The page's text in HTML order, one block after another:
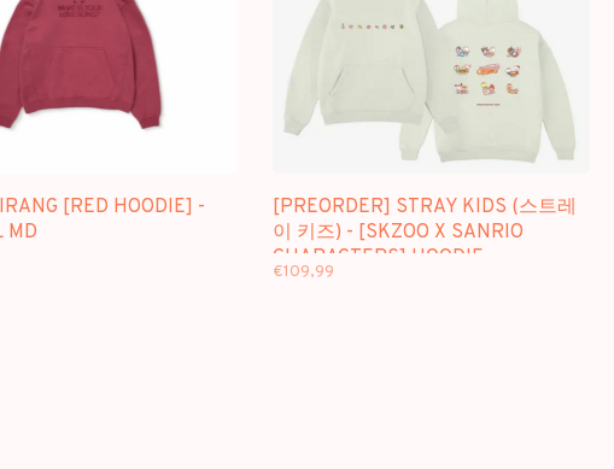
[RED HOODIE] -
MD
[PREORDER] STRAY KIDS (스트레
이 키즈) - [SKZOO X SANRIO
CHARACTERS] HOODIE
€109,99